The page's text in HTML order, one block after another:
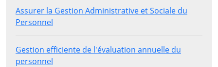
Assurer la Gestion Administrative et Sociale du
Personnel
Gestion efficiente de l'évaluation annuelle du
personnel